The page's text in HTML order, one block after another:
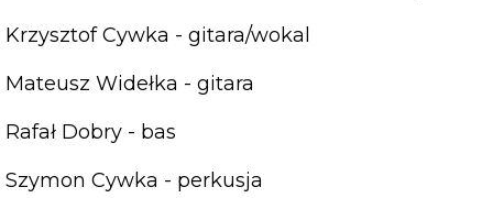
Krzysztof Cywka - gitara/wokal
Mateusz Widełka - gitara
Rafał Dobry - bas
Szymon Cywka - perkusja